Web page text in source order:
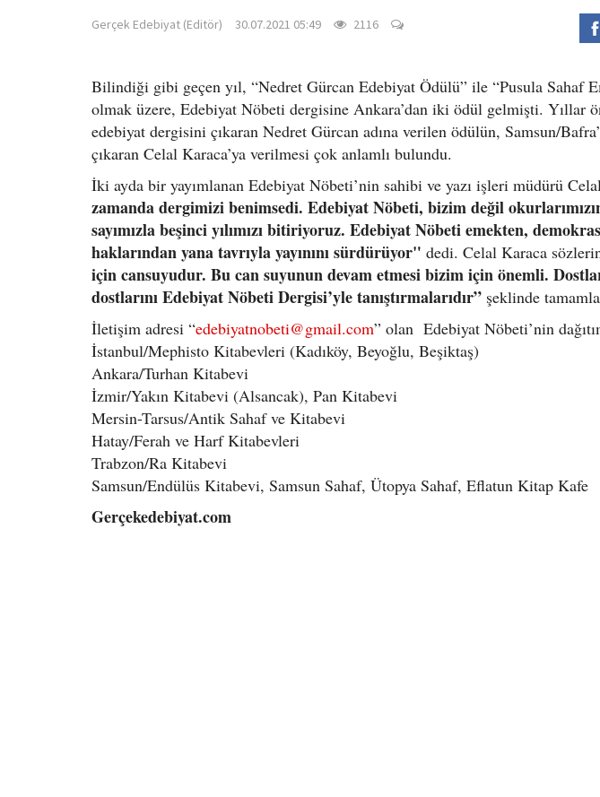
Gerçek Edebiyat (Editör) 30.07.2021 05:49 2116
Bilindiği gibi geçen yıl, “Nedret Gürcan Edebiyat Ödülü” ile “Pusula Sahaf
olmak üzere, Edebiyat Nöbeti dergisine Ankara’dan iki ödül gelmişti. Yıllar
edebiyat dergisini çıkaran Nedret Gürcan adına verilen ödülün, Samsun/
çıkaran Celal Karaca’ya verilmesi çok anlamlı bulundu.
İki ayda bir yayımlanan Edebiyat Nöbeti’nin sahibi ve yazı işleri müdürü
zamanda dergimizi benimsedi. Edebiyat Nöbeti, bizim değil
sayımızla beşinci yılımızı bitiriyoruz. Edebiyat Nöbeti emekten,
haklarından yana tavrıyla yayınını sürdürüyor" dedi. Celal Karaca
için cansuyudur. Bu can suyunun devam etmesi bizim için önemli.
dostlarını Edebiyat Nöbeti Dergisi’yle tanıştırmalarıdır” şeklinde
İletişim adresi “edebiyatnobeti@gmail.com” olan Edebiyat Nöbeti’nin
İstanbul/Mephisto Kitabevleri (Kadıköy, Beyoğlu, Beşiktaş)
Ankara/Turhan Kitabevi
İzmir/Yakın Kitabevi (Alsancak), Pan Kitabevi
Mersin-Tarsus/Antik Sahaf ve Kitabevi
Hatay/Ferah ve Harf Kitabevleri
Trabzon/Ra Kitabevi
Samsun/Endülüs Kitabevi, Samsun Sahaf, Ütopya Sahaf, Eflatun Kitap Kafe
Gerçekedebiyat.com